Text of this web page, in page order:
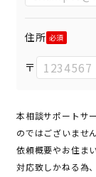
住所
〒
本相談サポートサ
のではございません
依頼概要やお住ま
対応致しかねる為